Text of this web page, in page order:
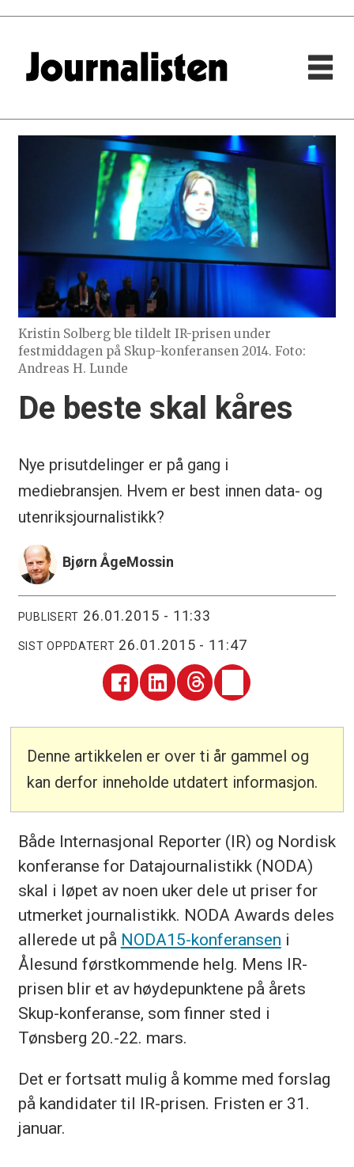
Kristin Solberg ble tildelt IR-prisen under
festmiddagen på Skup-konferansen 2014. Foto:
Andreas H. Lunde
De beste skal kåres
Nye prisutdelinger er på gang i
mediebransjen. Hvem er best innen data- og
utenriksjournalistikk?
Bjørn ÅgeMossin
PUBLISERT 26.01.2015 - 11:33
SIST OPPDATERT 26.01.2015 - 11:47
Denne artikkelen er over ti år gammel og
kan derfor inneholde utdatert informasjon.
Både Internasjonal Reporter (IR) og Nordisk
konferanse for Datajournalistikk (NODA)
skal i løpet av noen uker dele ut priser for
utmerket journalistikk. NODA Awards deles
allerede ut på NODA15-konferansen i
Ålesund førstkommende helg. Mens IR-
prisen blir et av høydepunktene på årets
Skup-konferanse, som finner sted i
Tønsberg 20.-22. mars.
Det er fortsatt mulig å komme med forslag
på kandidater til IR-prisen. Fristen er 31.
januar.